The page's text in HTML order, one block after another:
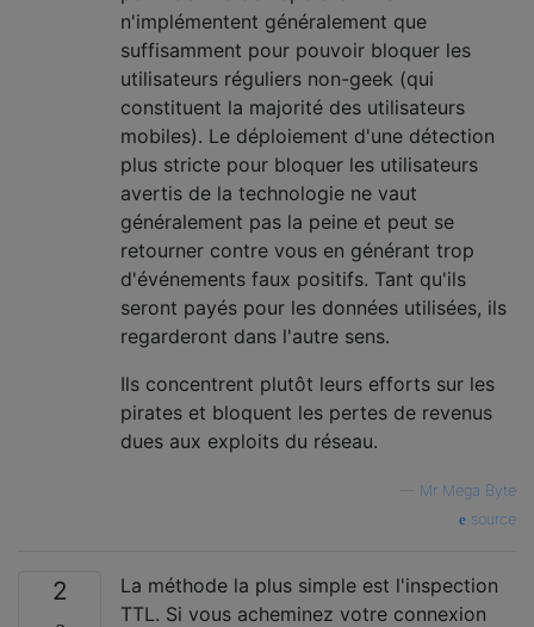
n'implémentent généralement que
suffisamment pour pouvoir bloquer les
utilisateurs réguliers non-geek (qui
constituent la majorité des utilisateurs
mobiles). Le déploiement d'une détection
plus stricte pour bloquer les utilisateurs
avertis de la technologie ne vaut
généralement pas la peine et peut se
retourner contre vous en générant trop
d'événements faux positifs. Tant qu'ils
seront payés pour les données utilisées, ils
regarderont dans l'autre sens.
Ils concentrent plutôt leurs efforts sur les
pirates et bloquent les pertes de revenus
dues aux exploits du réseau.
Mr Mega Byte
source
2
La méthode la plus simple est l'inspection
TTL. Si vous acheminez votre connexion